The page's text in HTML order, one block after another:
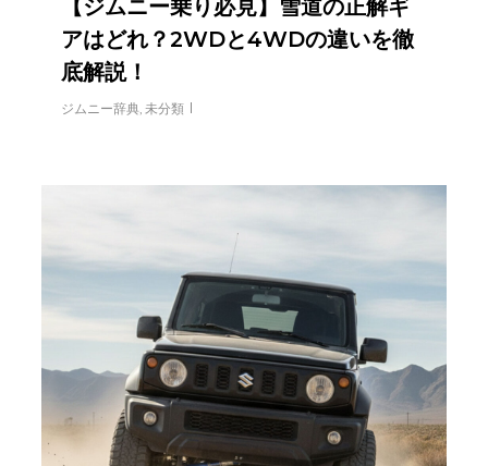
【ジムニー乗り必見】雪道の正解ギ
アはどれ？2WDと4WDの違いを徹
底解説！
ジムニー辞典,未分類